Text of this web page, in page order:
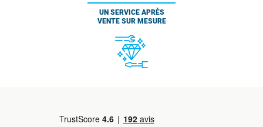
UN SERVICE APRÈS
VENTE SUR MESURE